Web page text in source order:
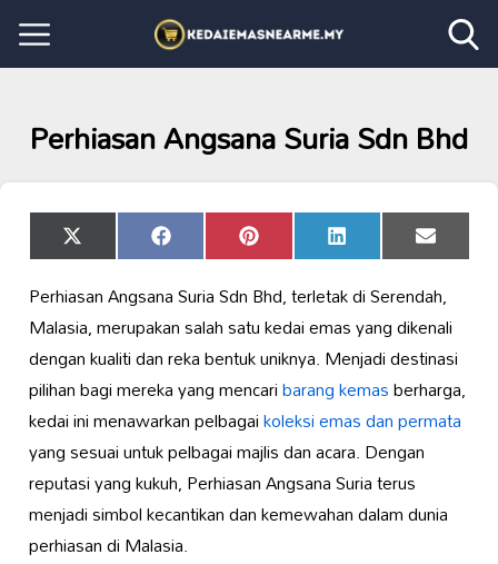
Perhiasan Angsana Suria Sdn Bhd
Share
on
X
(Twitter)
Share
on
Facebook Share
on
Pinterest Share
on
LinkedIn Share
on
Email
Perhiasan Angsana Suria Sdn Bhd, terletak di Serendah,
Malasia, merupakan salah satu kedai emas yang dikenali
dengan kualiti dan reka bentuk uniknya. Menjadi destinasi
pilihan bagi mereka yang mencaribarang kemasberharga,
kedai ini menawarkan pelbagaikoleksiemas dan permata
yang sesuai untuk pelbagai majlis dan acara. Dengan
reputasi yang kukuh, Perhiasan Angsana Suria terus
menjadi simbol kecantikan dan kemewahan dalam dunia
perhiasan di Malasia.